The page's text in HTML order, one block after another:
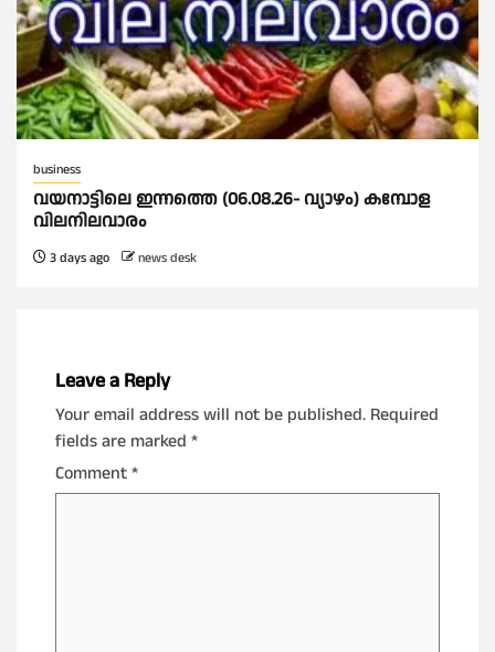
business
വയനാട്ടിലെ ഇന്നത്തെ (06.08.26- വ്യാഴം) കമ്പോള
വിലനിലവാരം
3 days ago news desk
Leave a Reply
Your email address will not be published. Required
fields are marked *
Comment*